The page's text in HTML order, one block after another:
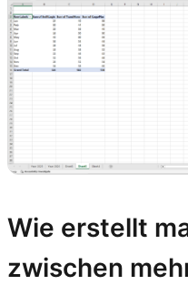
Wie erstellt
zwischen